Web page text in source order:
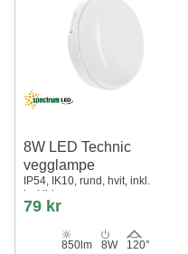
8W LED Technic
vegglampe
IP54, IK10, rund, hvit, inkl.
lyskilde
79 kr
850lm 8W 120°